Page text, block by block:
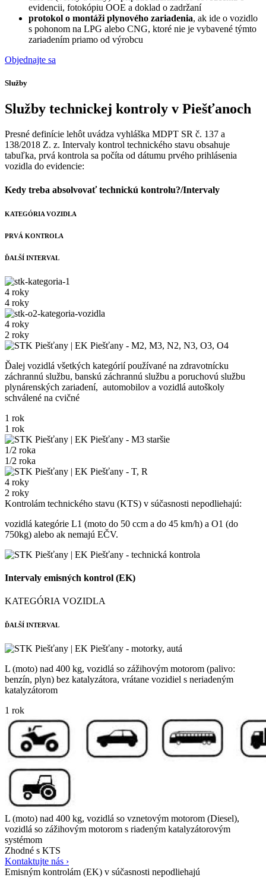
evidencii, fotokópiu OOE a doklad o zadržaní
protokol o montáži plynového zariadenia, ak ide o vozidlo
s pohonom na LPG alebo CNG, ktoré nie je vybavené týmto
zariadením priamo od výrobcu
Objednajte sa
Služby
Služby technickej kontroly v Piešťanoch
Presné definície lehôt uvádza vyhláška MDPT SR č. 137 a
138/2018 Z. z. Intervaly kontrol technického stavu obsahuje
tabuľka, prvá kontrola sa počíta od dátumu prvého prihlásenia
vozidla do evidencie:
Kedy treba absolvovať technickú kontrolu?/Intervaly
KATEGÓRIA VOZIDLA
PRVÁ KONTROLA
ĎALŠÍ INTERVAL
4 roky
4 roky
4 roky
2 roky
Ďalej vozidlá všetkých kategórií používané na zdravotnícku
záchrannú službu, banskú záchrannú službu a poruchovú službu
plynárenských zariadení, automobilov a vozidlá autoškoly
schválené na cvičné
1 rok
1 rok
1/2 roka
1/2 roka
4 roky
2 roky
Kontrolám technického stavu (KTS) v súčasnosti nepodliehajú:
vozidlá kategórie L1 (moto do 50 ccm a do 45 km/h) a O1 (do
750kg) alebo ak nemajú EČV.
Intervaly emisných kontrol (EK)
KATEGÓRIA VOZIDLA
ĎALŠÍ INTERVAL
L (moto) nad 400 kg, vozidlá so zážihovým motorom (palivo:
benzín, plyn) bez katalyzátora, vrátane vozidiel s neriadeným
katalyzátorom
1 rok
L (moto) nad 400 kg, vozidlá so vznetovým motorom (Diesel),
vozidlá so zážihovým motorom s riadeným katalyzátorovým
systémom
Zhodné s KTS
Kontaktujte nás ›
Emisným kontrolám (EK) v súčasnosti nepodliehajú